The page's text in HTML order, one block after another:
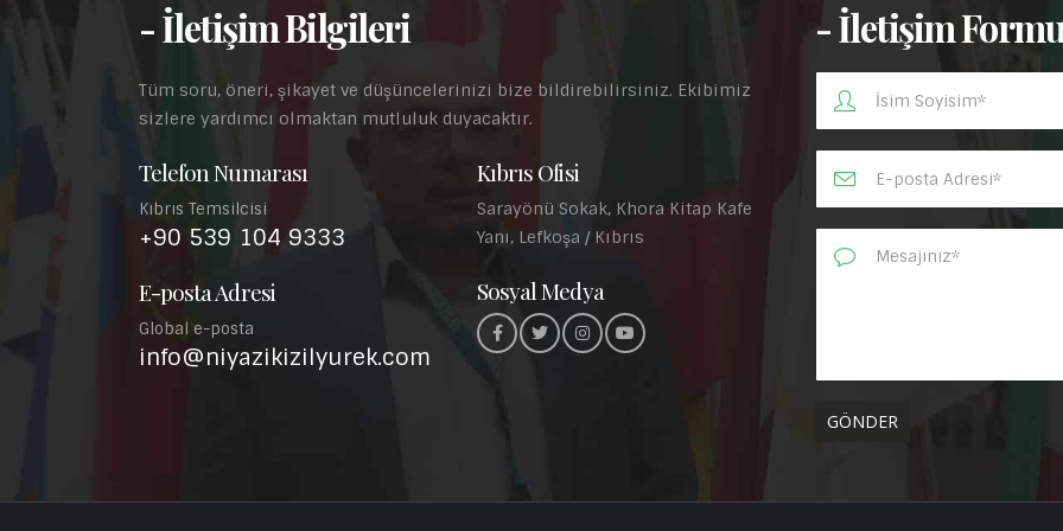
- İletişim Bilgileri
Tüm soru, öneri, şikayet ve düşüncelerinizi bize bildirebilirsiniz. Ekibimiz
sizlere yardımcı olmaktan mutluluk duyacaktır.
Telefon Numarası
Kıbrıs Temsilcisi
+90 539 104 9333
E-posta Adresi
Global e-posta
info@niyazikizilyurek.com
Kıbrıs Ofisi
Sarayönü Sokak, Khora Kitap Kafe
Yanı, Lefkoşa / Kıbrıs
Sosyal Medya
- İletişim